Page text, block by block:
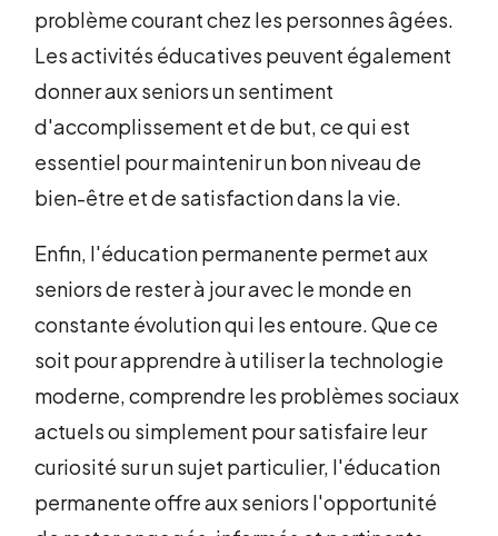
problème courant chez les personnes âgées.
Les activités éducatives peuvent également
donner aux seniors un sentiment
d'accomplissement et de but, ce qui est
essentiel pour maintenir un bon niveau de
bien-être et de satisfaction dans la vie.
Enfin, l'éducation permanente permet aux
seniors de rester à jour avec le monde en
constante évolution qui les entoure. Que ce
soit pour apprendre à utiliser la technologie
moderne, comprendre les problèmes sociaux
actuels ou simplement pour satisfaire leur
curiosité sur un sujet particulier, l'éducation
permanente offre aux seniors l'opportunité